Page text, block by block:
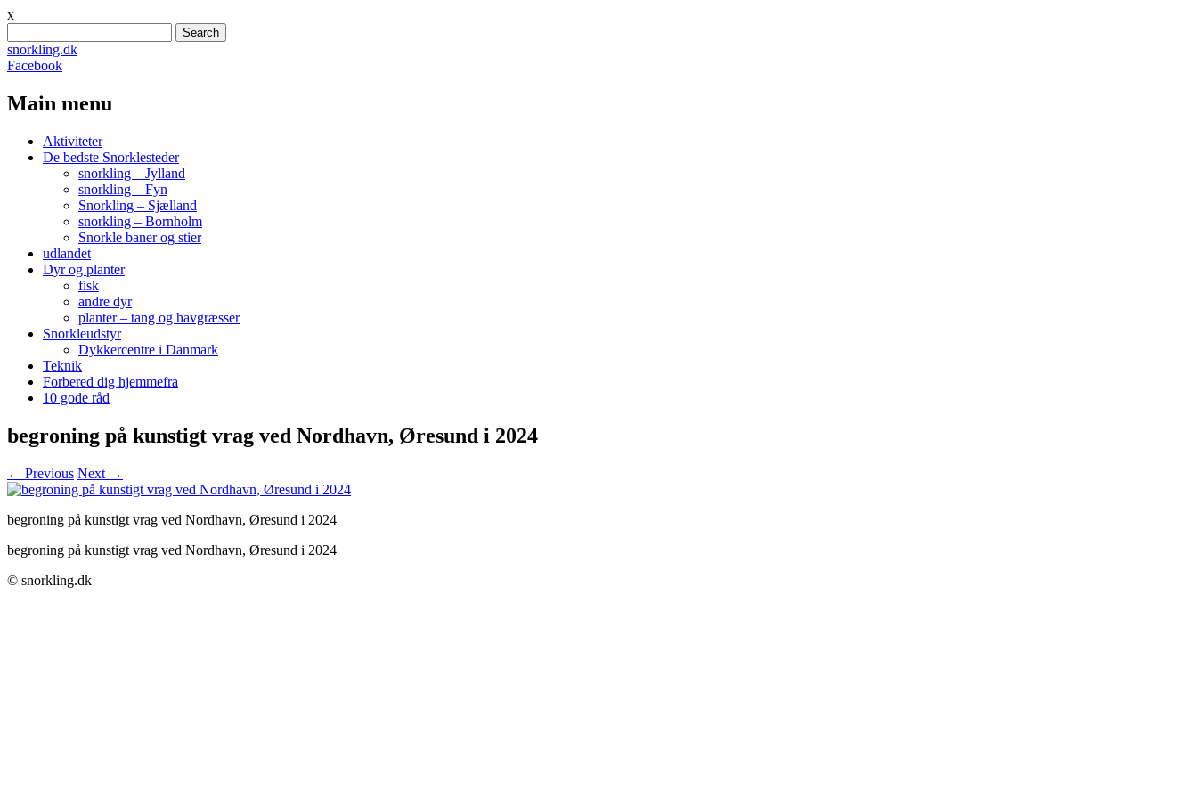
x
for:
snorkling.dk
Facebook
Main menu
Skip
Aktiviteter
De bedste Snorklesteder
snorkling – Jylland
snorkling – Fyn
Snorkling – Sjælland
snorkling – Bornholm
Snorkle baner og stier
udlandet
Dyr og planter
fisk
andre dyr
planter – tang og havgræsser
Snorkleudstyr
Dykkercentre i Danmark
Teknik
Forbered dig hjemmefra
10 gode råd
begroning på kunstigt vrag ved Nordhavn, Øresund i 2024
← Previous Next →
begroning på kunstigt vrag ved Nordhavn, Øresund i 2024
begroning på kunstigt vrag ved Nordhavn, Øresund i 2024
© snorkling.dk